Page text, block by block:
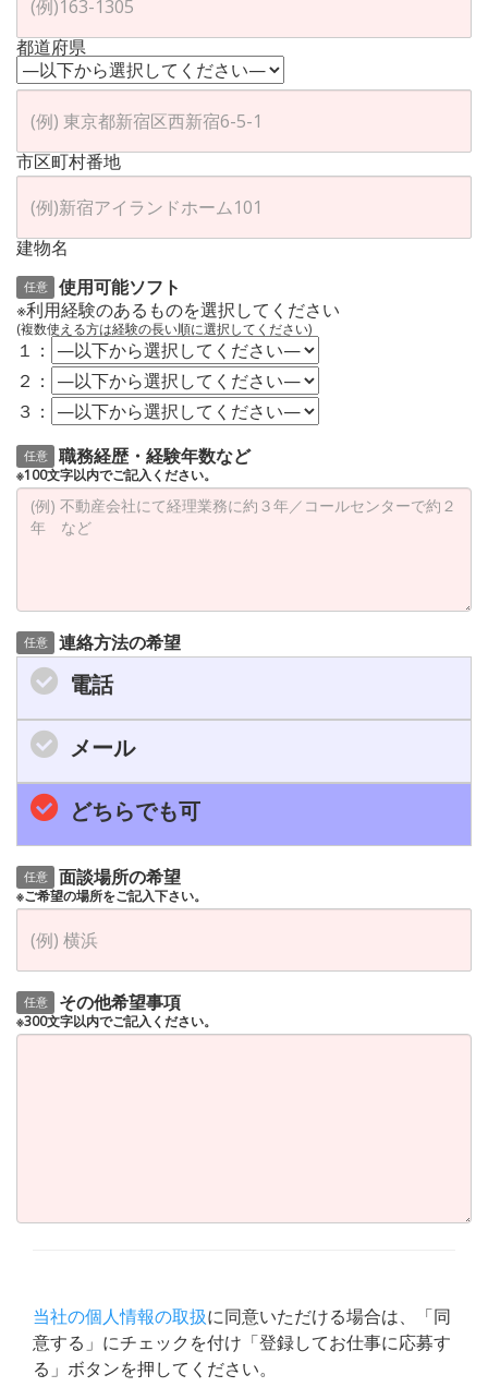
都道府県
市区町村番地
建物名
任意
使用可能ソフト
※利用経験のあるものを選択してください
(複数使える方は経験の長い順に選択してください)
１：
２：
３：
任意 職務経歴・経験年数など
※100文字以内でご記入ください。
任意 連絡方法の希望
電話
メール
どちらでも可
任意 面談場所の希望
※ご希望の場所をご記入下さい。
任意 その他希望事項
※300文字以内でご記入ください。
当社の個人情報の取扱に同意いただける場合は、「同
意する」にチェックを付け「登録してお仕事に応募す
る」ボタンを押してください。